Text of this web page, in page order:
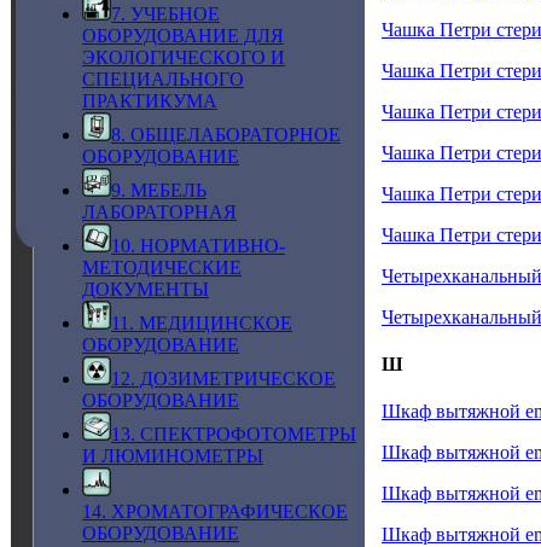
7. УЧЕБНОЕ
ОБОРУДОВАНИЕ ДЛЯ
ЭКОЛОГИЧЕСКОГО И
СПЕЦИАЛЬНОГО
ПРАКТИКУМА
8. ОБЩЕЛАБОРАТОРНОЕ
ОБОРУДОВАНИЕ
9. МЕБЕЛЬ
ЛАБОРАТОРНАЯ
10. НОРМАТИВНО-
МЕТОДИЧЕСКИЕ
ДОКУМЕНТЫ
11. МЕДИЦИНСКОЕ
ОБОРУДОВАНИЕ
12. ДОЗИМЕТРИЧЕСКОЕ
ОБОРУДОВАНИЕ
13. СПЕКТРОФОТОМЕТРЫ
И ЛЮМИНОМЕТРЫ
14. ХРОМАТОГРАФИЧЕСКОЕ
ОБОРУДОВАНИЕ
Чашка Петри
Чашка Петри
Чашка Петри
Чашка Петри
Чашка Петри
Чашка Петри
Ш
Шкаф вытяжной
Шкаф вытяжной
Шкаф вытяжной
Шкаф вытяжной